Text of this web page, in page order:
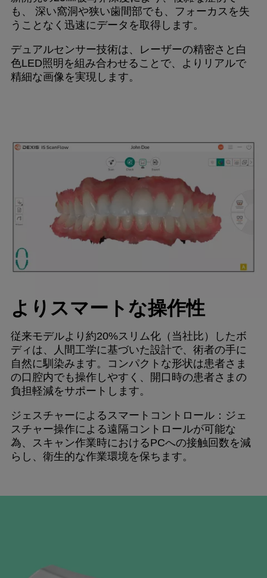
も、 深い窩洞や狭い歯間部でも、フォーカスを失
うことなく迅速にデータを取得します。
デュアルセンサー技術は、レーザーの精密さと白
色LED照明を組み合わせることで、よりリアルで
精細な画像を実現します。
よりスマートな操作性
従来モデルより約20%スリム化（当社比）したボ
ディは、人間工学に基づいた設計で、術者の手に
自然に馴染みます。コンパクトな形状は患者さま
の口腔内でも操作しやすく、開口時の患者さまの
負担軽減をサポートします。
ジェスチャーによるスマートコントロール：ジェ
スチャー操作による遠隔コントロールが可能な
為、スキャン作業時におけるPCへの接触回数を減
らし、衛生的な作業環境を保ちます。